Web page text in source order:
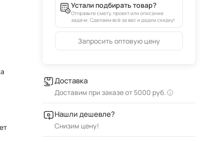
Устали подбирать товар?
Отправьте смету, проект или описание
задачи. Сделаем всё за вас и дадим скидку!
Запросить оптовую цену
Доставка
Доставим при заказе от 5000 руб.
Нашли дешевле?
Снизим цену!